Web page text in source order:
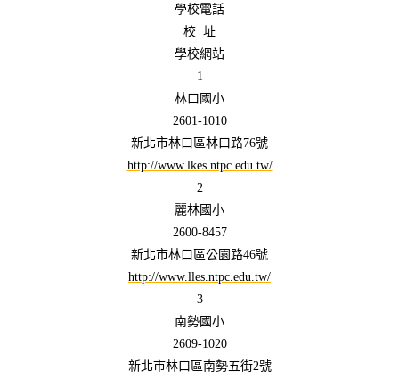
學校電話
校 址
學校網站
1
林口國小
2601-1010
新北市林口區林口路76號
http://www.lkes.ntpc.edu.tw/
2
麗林國小
2600-8457
新北市林口區公園路46號
http://www.lles.ntpc.edu.tw/
3
南勢國小
2609-1020
新北市林口區南勢五街2號